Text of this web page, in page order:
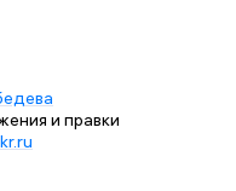
и правки